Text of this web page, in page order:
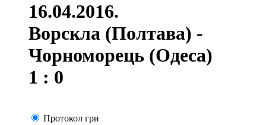
16.04.2016.
Ворскла (Полтава) -
Чорноморець (Одеса)
1 : 0
Протокол гри